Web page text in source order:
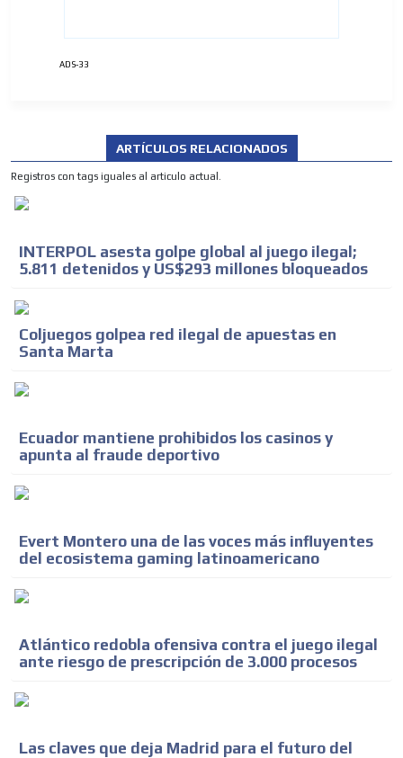
ADS-33
ARTÍCULOS RELACIONADOS
Registros con tags iguales al articulo actual.
INTERPOL asesta golpe global al juego ilegal;
5.811 detenidos y US$293 millones bloqueados
Coljuegos golpea red ilegal de apuestas en
Santa Marta
Ecuador mantiene prohibidos los casinos y
apunta al fraude deportivo
Evert Montero una de las voces más influyentes
del ecosistema gaming latinoamericano
Atlántico redobla ofensiva contra el juego ilegal
ante riesgo de prescripción de 3.000 procesos
Las claves que deja Madrid para el futuro del